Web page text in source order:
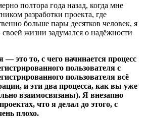
полтора года назад, когда мне
разработки проекта, где
больше пары десятков человек, я
жизни задумался о надёжности
— это то, с чего начинается процесс
пользователя с
пользователя всё
и эти два процесса, как вы уже
взаимосвязаны). Я внезапно
что я делал до этого, с
плохо.